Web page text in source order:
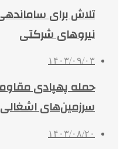
تلاش برای
نیروهای شرکتی
۱۴۰۳/۰۹/۰۳
حمله پهپادی
سرزمین‌های اشغالی
۱۴۰۳/۰۸/۲۰